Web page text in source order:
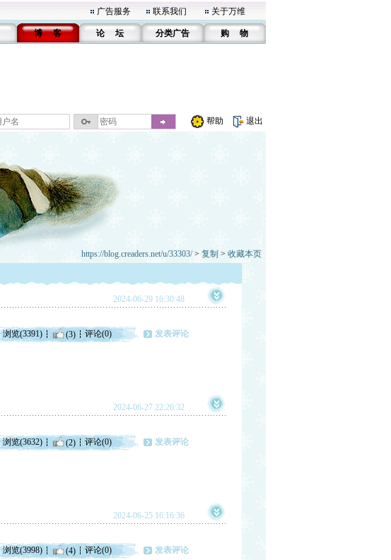
广告服务 联系我们 关于万维
博 客 论 坛 分类广告 购 物
帮助 退出
https://blog.creaders.net/u/33303/> 复制 > 收藏本页
2024-06-29 16:30:48
浏览(3391) (3) 评论(0) 发表评论
2024-06-27 22:26:32
浏览(3632) (2) 评论(0) 发表评论
2024-06-25 16:16:36
浏览(3998) (4) 评论(0) 发表评论